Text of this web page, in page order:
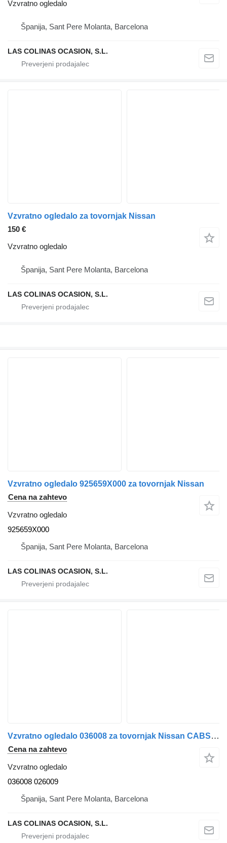
Vzvratno ogledalo
Španija, Sant Pere Molanta, Barcelona
LAS COLINAS OCASION, S.L.
Vzvratno ogledalo za tovornjak Nissan
150 €
Vzvratno ogledalo
Španija, Sant Pere Molanta, Barcelona
LAS COLINAS OCASION, S.L.
Vzvratno ogledalo 925659X000 za tovornjak Nissan
Cena na zahtevo
Vzvratno ogledalo
925659X000
Španija, Sant Pere Molanta, Barcelona
LAS COLINAS OCASION, S.L.
Vzvratno ogledalo 036008 za tovornjak Nissan CABSTAR
Cena na zahtevo
Vzvratno ogledalo
036008 026009
Španija, Sant Pere Molanta, Barcelona
LAS COLINAS OCASION, S.L.